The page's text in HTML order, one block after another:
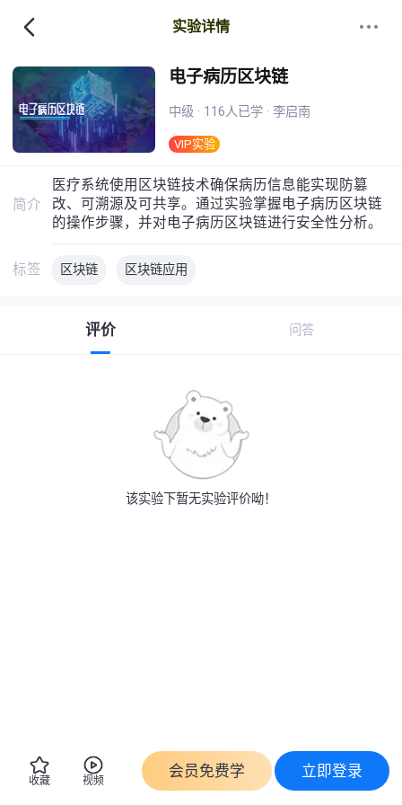
实验详情
电子病历区块链
中级 · 116人已学 · 李启南
VIP实验
简介
医疗系统使用区块链技术确保病历信息能实现防篡
改、可溯源及可共享。通过实验掌握电子病历区块链
的操作步骤，并对电子病历区块链进行安全性分析。
标签 区块链 区块链应用
评价 问答
该实验下暂无实验评价呦！
收藏 视频
会员免费学 立即登录